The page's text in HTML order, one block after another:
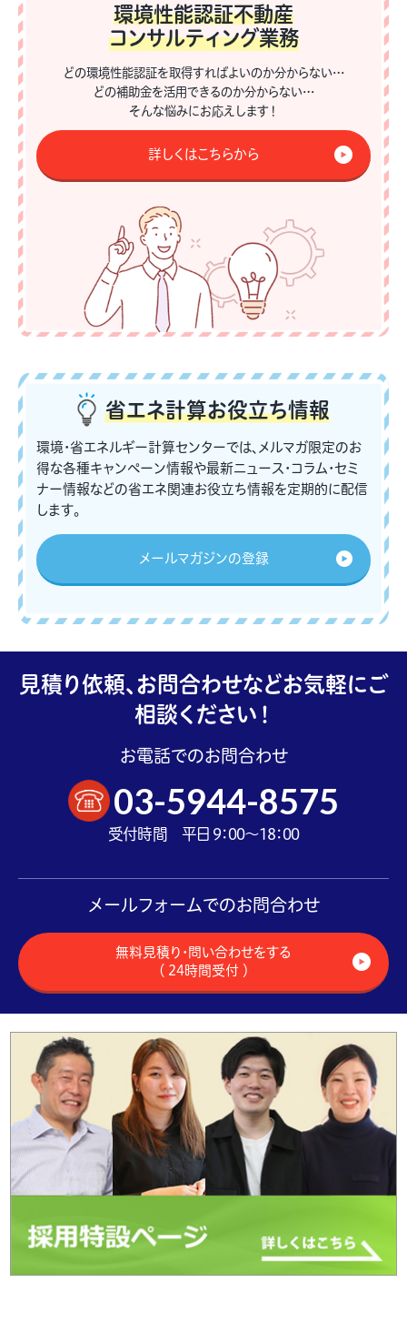
環境性能認証不動産
コンサルティング業務
どの環境性能認証を取得すればよいのか分からない…
どの補助金を活用できるのか分からない…
そんな悩みにお応えします！
詳しくはこちらから
省エネ計算お役立ち情報
環境・省エネルギー計算センターでは、メルマガ限定のお
得な各種キャンペーン情報や最新ニュース・コラム・セミ
ナー情報などの省エネ関連お役立ち情報を定期的に配信
します。
メールマガジンの登録
見積り依頼、お問合わせなどお気軽にご
相談ください！
お電話でのお問合わせ
03-5944-8575
受付時間 平日 9：00～18：00
メールフォームでのお問合わせ
無料見積り・問い合わせをする
（ 24時間受付 ）